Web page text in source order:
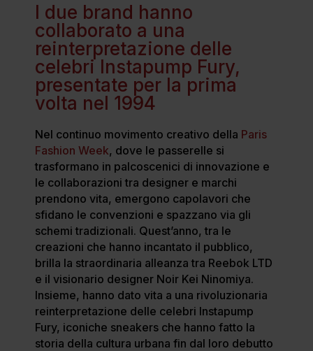
I due brand hanno
collaborato a una
reinterpretazione delle
celebri Instapump Fury,
presentate per la prima
volta nel 1994
Nel continuo movimento creativo della Paris
Fashion Week, dove le passerelle si
trasformano in palcoscenici di innovazione e
le collaborazioni tra designer e marchi
prendono vita, emergono capolavori che
sfidano le convenzioni e spazzano via gli
schemi tradizionali. Quest’anno, tra le
creazioni che hanno incantato il pubblico,
brilla la straordinaria alleanza tra Reebok LTD
e il visionario designer Noir Kei Ninomiya.
Insieme, hanno dato vita a una rivoluzionaria
reinterpretazione delle celebri Instapump
Fury, iconiche sneakers che hanno fatto la
storia della cultura urbana fin dal loro debutto